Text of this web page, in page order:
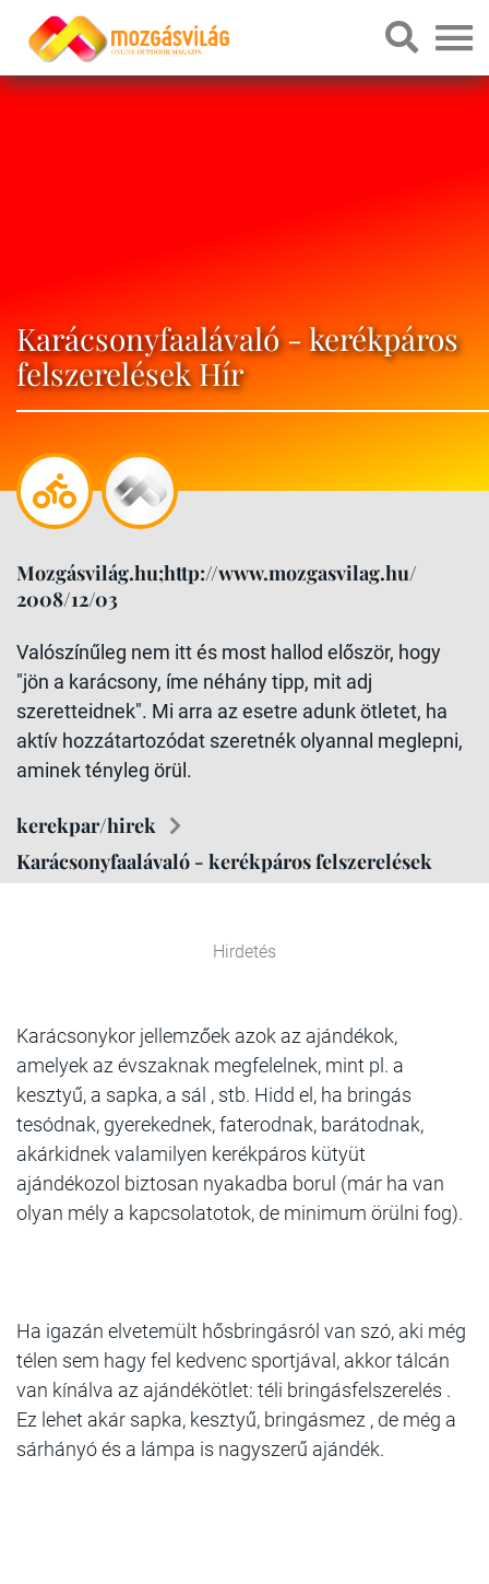
Karácsonyfaalávaló - kerékpáros
felszerelések Hír
Mozgásvilág.hu;http://www.mozgasvilag.hu/
2008/12/03
Valószínűleg nem itt és most hallod először, hogy
"jön a karácsony, íme néhány tipp, mit adj
szeretteidnek". Mi arra az esetre adunk ötletet, ha
aktív hozzátartozódat szeretnék olyannal meglepni,
aminek tényleg örül.
kerekpar/hirek
Karácsonyfaalávaló - kerékpáros felszerelések
Hirdetés
Karácsonykor jellemzőek azok az ajándékok,
amelyek az évszaknak megfelelnek, mint pl. a
kesztyű, a sapka, a sál , stb. Hidd el, ha bringás
tesódnak, gyerekednek, faterodnak, barátodnak,
akárkidnek valamilyen kerékpáros kütyüt
ajándékozol biztosan nyakadba borul (már ha van
olyan mély a kapcsolatotok, de minimum örülni fog).
Ha igazán elvetemült hősbringásról van szó, aki még
télen sem hagy fel kedvenc sportjával, akkor tálcán
van kínálva az ajándékötlet: téli bringásfelszerelés .
Ez lehet akár sapka, kesztyű, bringásmez , de még a
sárhányó és a lámpa is nagyszerű ajándék.